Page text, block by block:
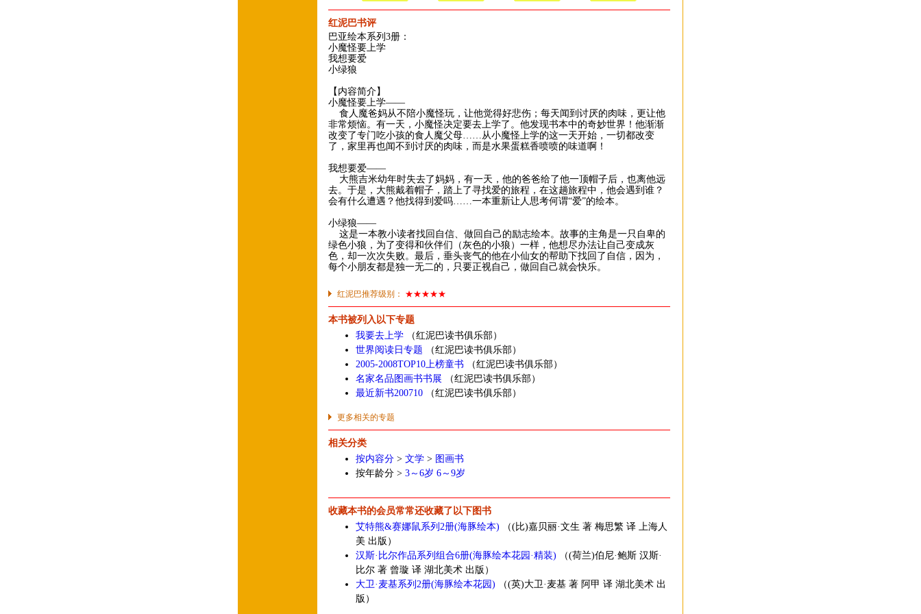
红泥巴书评
巴亚绘本系列3册：
小魔怪要上学
我想要爱
小绿狼
【内容简介】
小魔怪要上学——
食人魔爸妈从不陪小魔怪玩，让他觉得好悲伤；每天闻到讨厌的肉味，更让他
非常烦恼。有一天，小魔怪决定要去上学了。他发现书本中的奇妙世界！他渐渐
改变了专门吃小孩的食人魔父母……从小魔怪上学的这一天开始，一切都改变
了，家里再也闻不到讨厌的肉味，而是水果蛋糕香喷喷的味道啊！
我想要爱——
大熊吉米幼年时失去了妈妈，有一天，他的爸爸给了他一顶帽子后，也离他远
去。于是，大熊戴着帽子，踏上了寻找爱的旅程，在这趟旅程中，他会遇到谁？
会有什么遭遇？他找得到爱吗……一本重新让人思考何谓“爱”的绘本。
小绿狼——
这是一本教小读者找回自信、做回自己的励志绘本。故事的主角是一只自卑的
绿色小狼，为了变得和伙伴们（灰色的小狼）一样，他想尽办法让自己变成灰
色，却一次次失败。最后，垂头丧气的他在小仙女的帮助下找回了自信，因为，
每个小朋友都是独一无二的，只要正视自己，做回自己就会快乐。
红泥巴推荐级别： ★★★★★
本书被列入以下专题
我要去上学 （红泥巴读书俱乐部）
世界阅读日专题 （红泥巴读书俱乐部）
2005-2008TOP10上榜童书 （红泥巴读书俱乐部）
名家名品图画书书展 （红泥巴读书俱乐部）
最近新书200710 （红泥巴读书俱乐部）
更多相关的专题
相关分类
按内容分 > 文学 > 图画书
按年龄分 > 3～6岁 6～9岁
收藏本书的会员常常还收藏了以下图书
艾特熊&赛娜鼠系列2册(海豚绘本) （(比)嘉贝丽·文生 著 梅思繁 译 上海人
美 出版）
汉斯·比尔作品系列组合6册(海豚绘本花园·精装) （(荷兰)伯尼·鲍斯 汉斯·
比尔 著 曾璇 译 湖北美术 出版）
大卫·麦基系列2册(海豚绘本花园) （(英)大卫·麦基 著 阿甲 译 湖北美术 出
版）